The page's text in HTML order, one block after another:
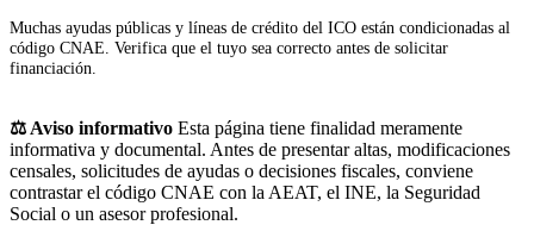
Muchas ayudas públicas y líneas de crédito del ICO están condicionadas al
código CNAE. Verifica que el tuyo sea correcto antes de solicitar
financiación.
⚖️ Aviso informativo Esta página tiene finalidad meramente
informativa y documental. Antes de presentar altas, modificaciones
censales, solicitudes de ayudas o decisiones fiscales, conviene
contrastar el código CNAE con la AEAT, el INE, la Seguridad
Social o un asesor profesional.